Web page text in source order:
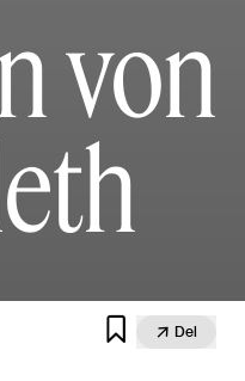
von
  Del